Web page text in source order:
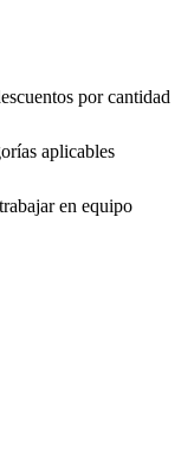
por cantidad
aplicables
en equipo